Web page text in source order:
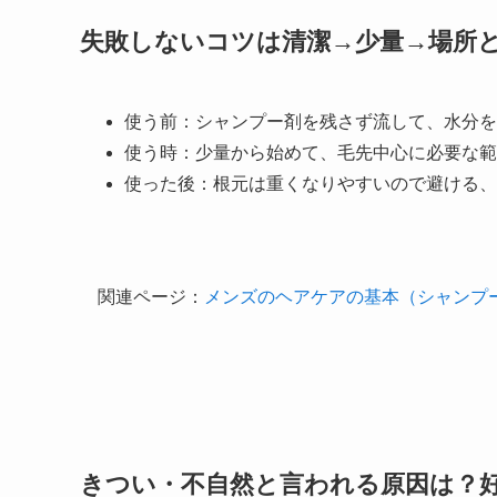
失敗しないコツは清潔→少量→場所
使う前：シャンプー剤を残さず流して、水分
使う時：少量から始めて、毛先中心に必要な
使った後：根元は重くなりやすいので避ける
関連ページ： メンズのヘアケアの基本（シャン
きつい・不自然と言われる原因は？